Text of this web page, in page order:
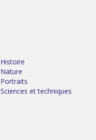
Histoire
Nature
Portraits
Sciences et techniques